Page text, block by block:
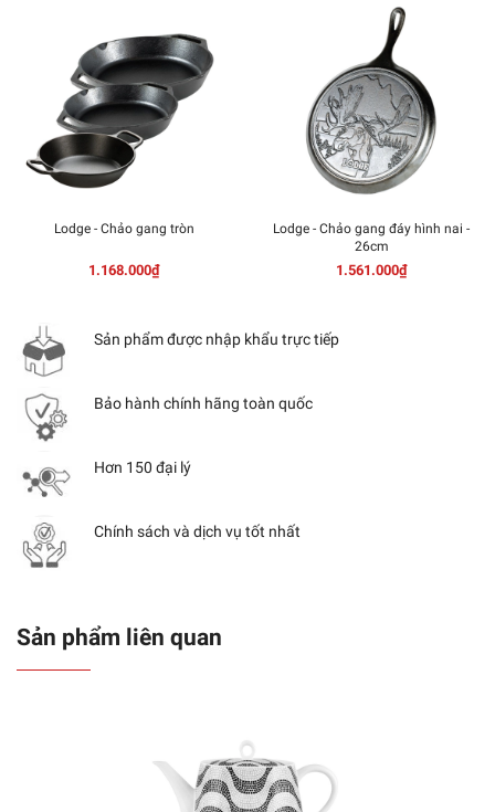
Lodge - Chảo gang tròn
1.168.000₫
Lodge - Chảo gang đáy hình nai -
26cm
1.561.000₫
Sản phẩm được nhập khẩu trực tiếp
Bảo hành chính hãng toàn quốc
Hơn 150 đại lý
Chính sách và dịch vụ tốt nhất
Sản phẩm liên quan